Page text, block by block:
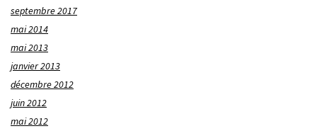
septembre 2017
mai 2014
mai 2013
janvier 2013
décembre 2012
juin 2012
mai 2012